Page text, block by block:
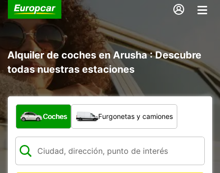
Alquiler de coches en Arusha : Descubre
todas nuestras estaciones
¿Qué tipo de vehículo?
Coches Furgonetas y camiones